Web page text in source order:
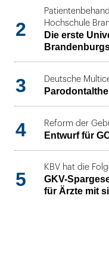
2
Hochschule
Die erste
3 Deutsche
4 Reform der
Entwurf für
5
KBV hat die
GKV-
für Ärzte mit